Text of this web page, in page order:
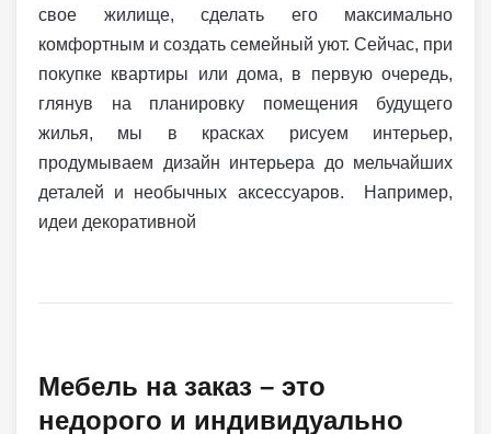
свое жилище, сделать его максимально
комфортным и создать семейный уют. Сейчас, при
покупке квартиры или дома, в первую очередь,
глянув на планировку помещения будущего
жилья, мы в красках рисуем интерьер,
продумываем дизайн интерьера до мельчайших
деталей и необычных аксессуаров. Например,
идеи декоративной
Мебель на заказ – это
недорого и индивидуально